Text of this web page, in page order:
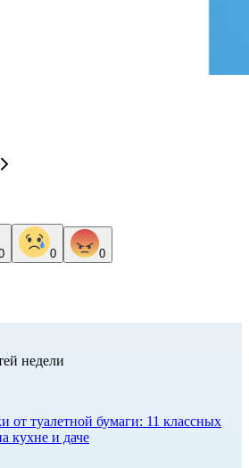
0 0
недели
от туалетной бумаги: 11 классных
кухне и даче